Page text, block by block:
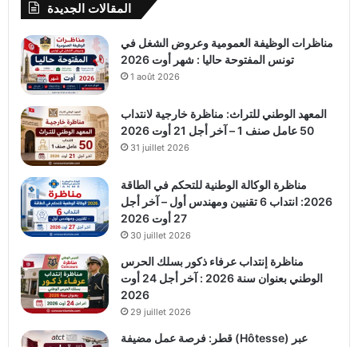
المقالات الجديدة
مناظرات الوظيفة العمومية وعروض الشغل في
تونس المفتوحة حاليا : شهر أوت 2026
1 août 2026
المعهد الوطني للتراث: مناظرة خارجية لانتداب
50 عامل صنف 1 – آخر أجل 21 أوت 2026
31 juillet 2026
مناظرة الوكالة الوطنية للتحكم في الطاقة
2026: انتداب 6 تقنيين ومهندس أول – آخر أجل
27 أوت 2026
30 juillet 2026
مناظرة إنتداب عرفاء ذكور بسلك الحرس
الوطني بعنوان سنة 2026 : آخر أجل 24 أوت
2026
29 juillet 2026
قطر: فرصة عمل مضيفة (Hôtesse) عبر